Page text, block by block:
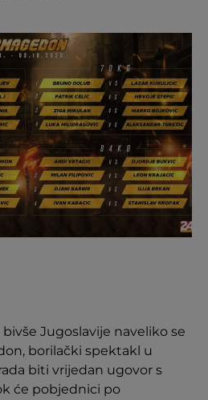
Jugoslavije naveliko se
borilački spektakl u
biti vrijedan ugovor s
će pobjednici po